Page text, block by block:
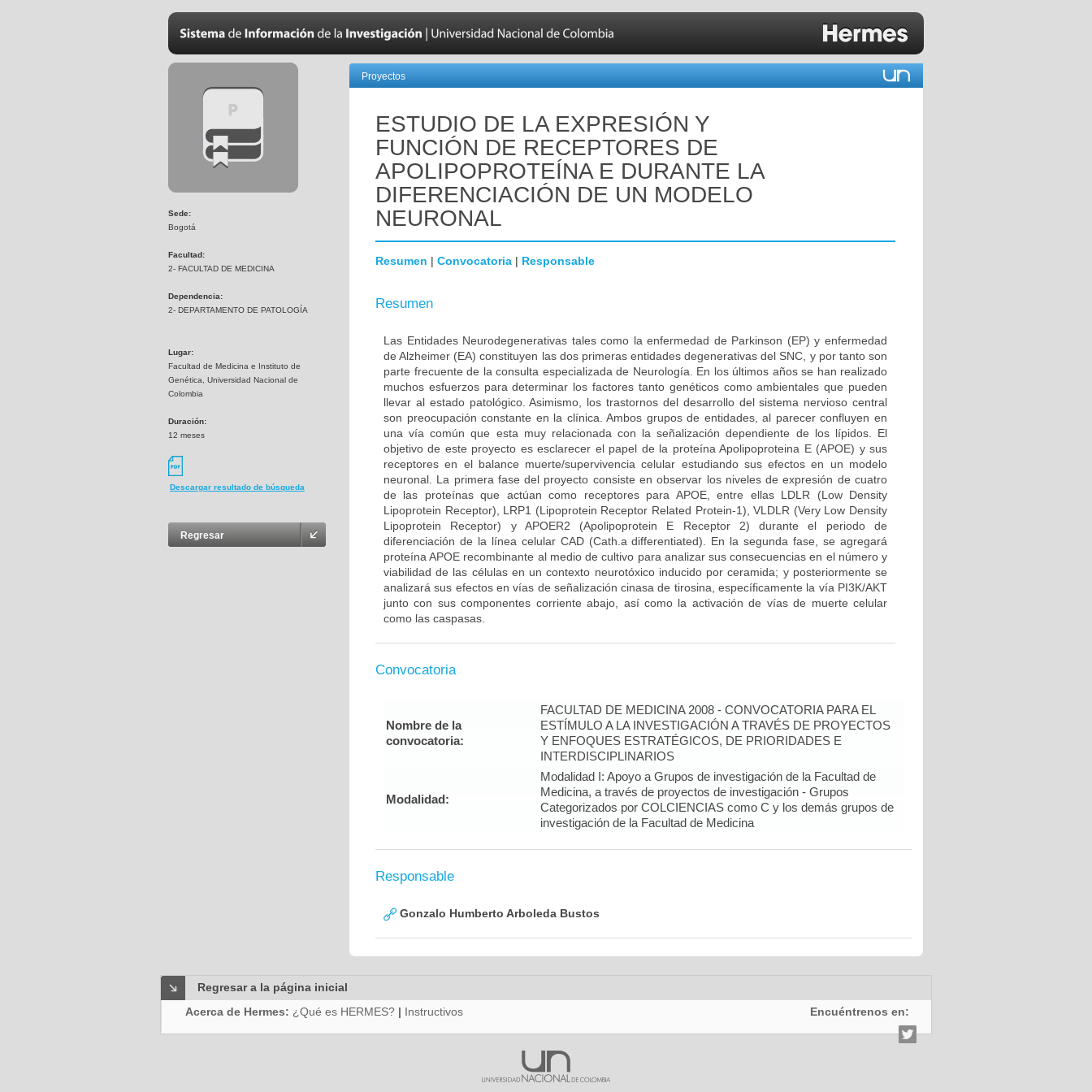
Sede:
Bogotá
Facultad:
2- FACULTAD DE MEDICINA
Dependencia:
2- DEPARTAMENTO DE PATOLOGÍA
Lugar:
Facultad de Medicina e Instituto de
Genética, Universidad Nacional de
Colombia
Duración:
12 meses
Descargar resultado de búsqueda
Regresar
Proyectos
ESTUDIO DE LA EXPRESIÓN Y
FUNCIÓN DE RECEPTORES DE
APOLIPOPROTEÍNA E DURANTE LA
DIFERENCIACIÓN DE UN MODELO
NEURONAL
Resumen | Convocatoria | Responsable
Resumen
Las Entidades Neurodegenerativas tales como la enfermedad de Parkinson (EP) y enfermedad
de Alzheimer (EA) constituyen las dos primeras entidades degenerativas del SNC, y por tanto son
parte frecuente de la consulta especializada de Neurología. En los últimos años se han realizado
muchos esfuerzos para determinar los factores tanto genéticos como ambientales que pueden
llevar al estado patológico. Asimismo, los trastornos del desarrollo del sistema nervioso central
son preocupación constante en la clínica. Ambos grupos de entidades, al parecer confluyen en
una vía común que esta muy relacionada con la señalización dependiente de los lípidos. El
objetivo de este proyecto es esclarecer el papel de la proteína Apolipoproteina E (APOE) y sus
receptores en el balance muerte/supervivencia celular estudiando sus efectos en un modelo
neuronal. La primera fase del proyecto consiste en observar los niveles de expresión de cuatro
de las proteínas que actúan como receptores para APOE, entre ellas LDLR (Low Density
Lipoprotein Receptor), LRP1 (Lipoprotein Receptor Related Protein-1), VLDLR (Very Low Density
Lipoprotein Receptor) y APOER2 (Apolipoprotein E Receptor 2) durante el periodo de
diferenciación de la línea celular CAD (Cath.a differentiated). En la segunda fase, se agregará
proteína APOE recombinante al medio de cultivo para analizar sus consecuencias en el número y
viabilidad de las células en un contexto neurotóxico inducido por ceramida; y posteriormente se
analizará sus efectos en vías de señalización cinasa de tirosina, específicamente la vía PI3K/AKT
junto con sus componentes corriente abajo, así como la activación de vías de muerte celular
como las caspasas.
Convocatoria
Nombre de la
convocatoria:
FACULTAD DE MEDICINA 2008 - CONVOCATORIA PARA EL
ESTÍMULO A LA INVESTIGACIÓN A TRAVÉS DE PROYECTOS
Y ENFOQUES ESTRATÉGICOS, DE PRIORIDADES E
INTERDISCIPLINARIOS
Modalidad:
Modalidad I: Apoyo a Grupos de investigación de la Facultad de
Medicina, a través de proyectos de investigación - Grupos
Categorizados por COLCIENCIAS como C y los demás grupos de
investigación de la Facultad de Medicina
Responsable
Gonzalo Humberto Arboleda Bustos
Regresar a la página inicial
Acerca de Hermes: ¿Qué es HERMES? | Instructivos Encuéntrenos en: